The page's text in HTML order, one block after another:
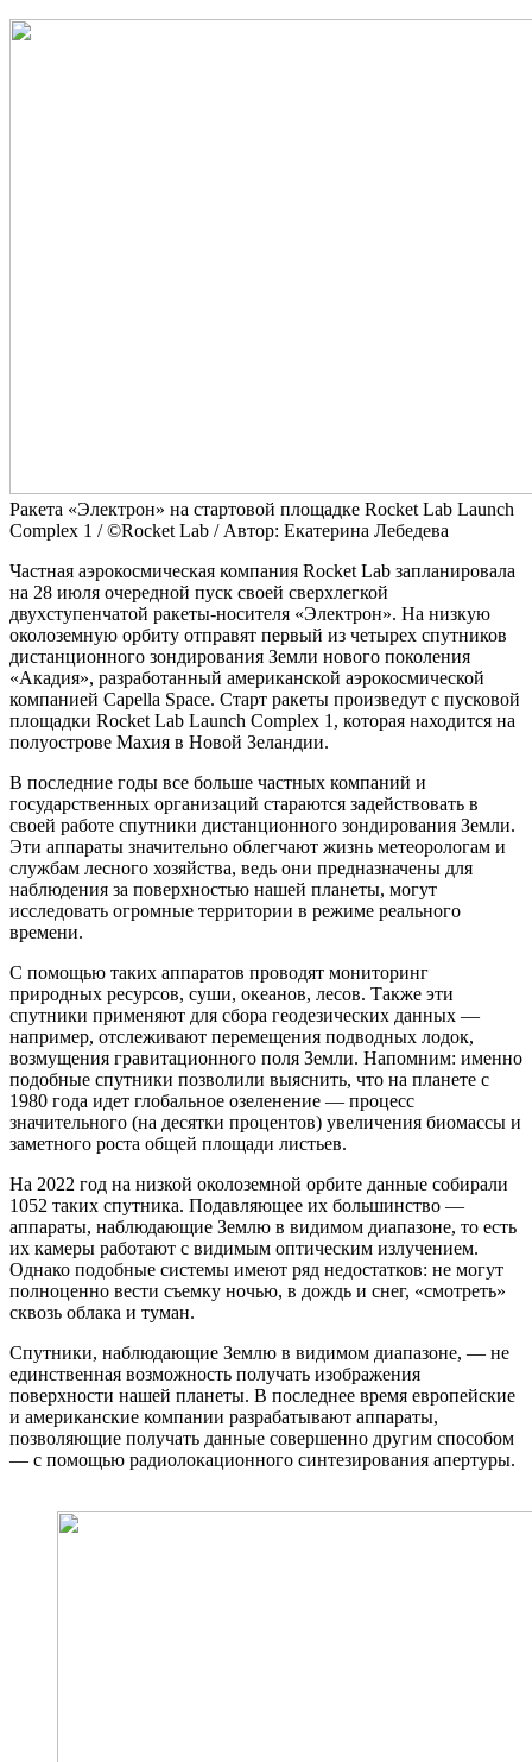
Ракета «Электрон» на стартовой площадке Rocket Lab Launch
Complex 1 / ©Rocket Lab / Автор: Екатерина Лебедева
Частная аэрокосмическая компания Rocket Lab запланировала
на 28 июля очередной пуск своей сверхлегкой
двухступенчатой ракеты-носителя «Электрон». На низкую
околоземную орбиту отправят первый из четырех спутников
дистанционного зондирования Земли нового поколения
«Акадия», разработанный американской аэрокосмической
компанией Capella Space. Старт ракеты произведут с пусковой
площадки Rocket Lab Launch Complex 1, которая находится на
полуострове Махия в Новой Зеландии.
В последние годы все больше частных компаний и
государственных организаций стараются задействовать в
своей работе спутники дистанционного зондирования Земли.
Эти аппараты значительно облегчают жизнь метеорологам и
службам лесного хозяйства, ведь они предназначены для
наблюдения за поверхностью нашей планеты, могут
исследовать огромные территории в режиме реального
времени.
С помощью таких аппаратов проводят мониторинг
природных ресурсов, суши, океанов, лесов. Также эти
спутники применяют для сбора геодезических данных —
например, отслеживают перемещения подводных лодок,
возмущения гравитационного поля Земли. Напомним: именно
подобные спутники позволили выяснить, что на планете с
1980 года идет глобальное озеленение — процесс
значительного (на десятки процентов) увеличения биомассы и
заметного роста общей площади листьев.
На 2022 год на низкой околоземной орбите данные собирали
1052 таких спутника. Подавляющее их большинство —
аппараты, наблюдающие Землю в видимом диапазоне, то есть
их камеры работают с видимым оптическим излучением.
Однако подобные системы имеют ряд недостатков: не могут
полноценно вести съемку ночью, в дождь и снег, «смотреть»
сквозь облака и туман.
Спутники, наблюдающие Землю в видимом диапазоне, — не
единственная возможность получать изображения
поверхности нашей планеты. В последнее время европейские
и американские компании разрабатывают аппараты,
позволяющие получать данные совершенно другим способом
— с помощью радиолокационного синтезирования апертуры.